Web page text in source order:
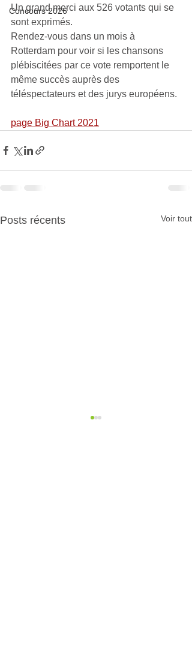
Concours 2026
Un grand merci aux 526 votants qui se
sont exprimés.
Rendez-vous dans un mois à
Rotterdam pour voir si les chansons
plébiscitées par ce vote remportent le
même succès auprès des
téléspectateurs et des jurys européens.
page Big Chart 2021
Posts récents Voir tout